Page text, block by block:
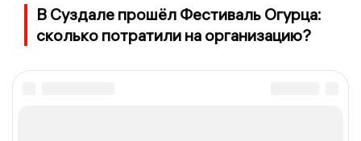
В Суздале прошёл Фестиваль Огурца:
сколько потратили на организацию?